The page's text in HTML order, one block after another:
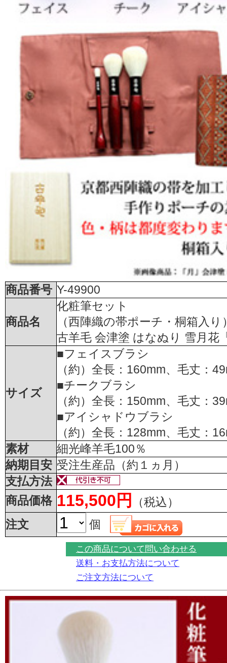
商品番号 Y-49900
商品名
化粧筆セット
（西陣織の帯ポーチ・桐箱入り
古羊毛 会津塗 はなぬり 雪月花
サイズ
■フェイスブラシ
（約）全長：160mm、毛丈：
■チークブラシ
（約）全長：150mm、毛丈：
■アイシャドウブラシ
（約）全長：128mm、毛丈：
素材
細光峰羊毛100％
納期目安 受注生産品（約１ヵ月）
支払方法
商品価格 115,500円
（税込）
注文
個
この商品について問い合わせる
送料・お支払方法について
ご注文方法について